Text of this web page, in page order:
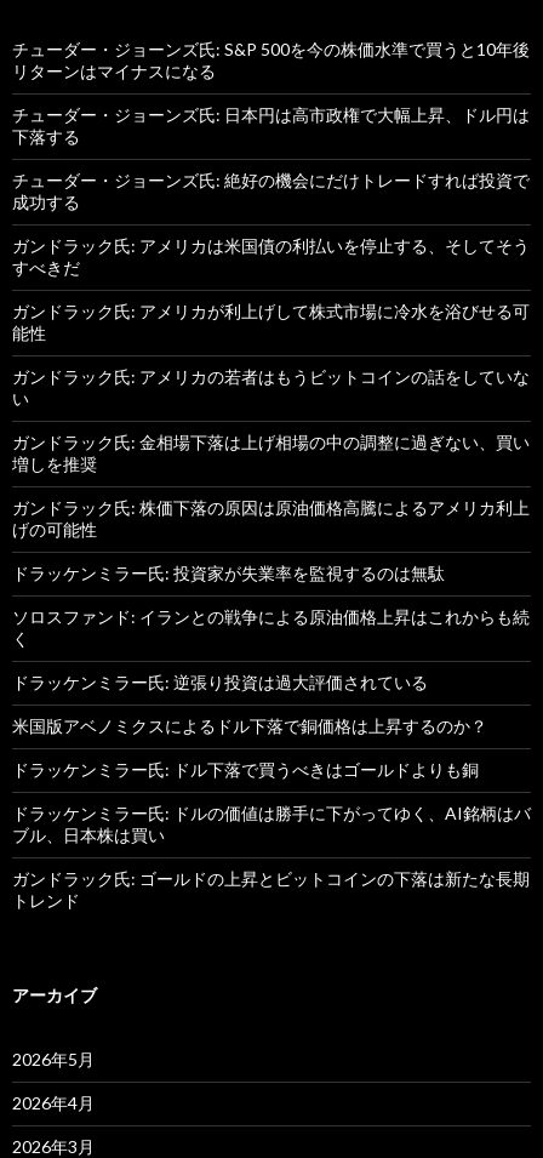
チューダー・ジョーンズ氏: S&P 500を今の株価水準で買うと10年後
リターンはマイナスになる
チューダー・ジョーンズ氏: 日本円は高市政権で大幅上昇、ドル円は
下落する
チューダー・ジョーンズ氏: 絶好の機会にだけトレードすれば投資で
成功する
ガンドラック氏: アメリカは米国債の利払いを停止する、そしてそう
すべきだ
ガンドラック氏: アメリカが利上げして株式市場に冷水を浴びせる可
能性
ガンドラック氏: アメリカの若者はもうビットコインの話をしていな
い
ガンドラック氏: 金相場下落は上げ相場の中の調整に過ぎない、買い
増しを推奨
ガンドラック氏: 株価下落の原因は原油価格高騰によるアメリカ利上
げの可能性
ドラッケンミラー氏: 投資家が失業率を監視するのは無駄
ソロスファンド: イランとの戦争による原油価格上昇はこれからも続
く
ドラッケンミラー氏: 逆張り投資は過大評価されている
米国版アベノミクスによるドル下落で銅価格は上昇するのか？
ドラッケンミラー氏: ドル下落で買うべきはゴールドよりも銅
ドラッケンミラー氏: ドルの価値は勝手に下がってゆく、AI銘柄はバ
ブル、日本株は買い
ガンドラック氏: ゴールドの上昇とビットコインの下落は新たな長期
トレンド
アーカイブ
2026年5月
2026年4月
2026年3月